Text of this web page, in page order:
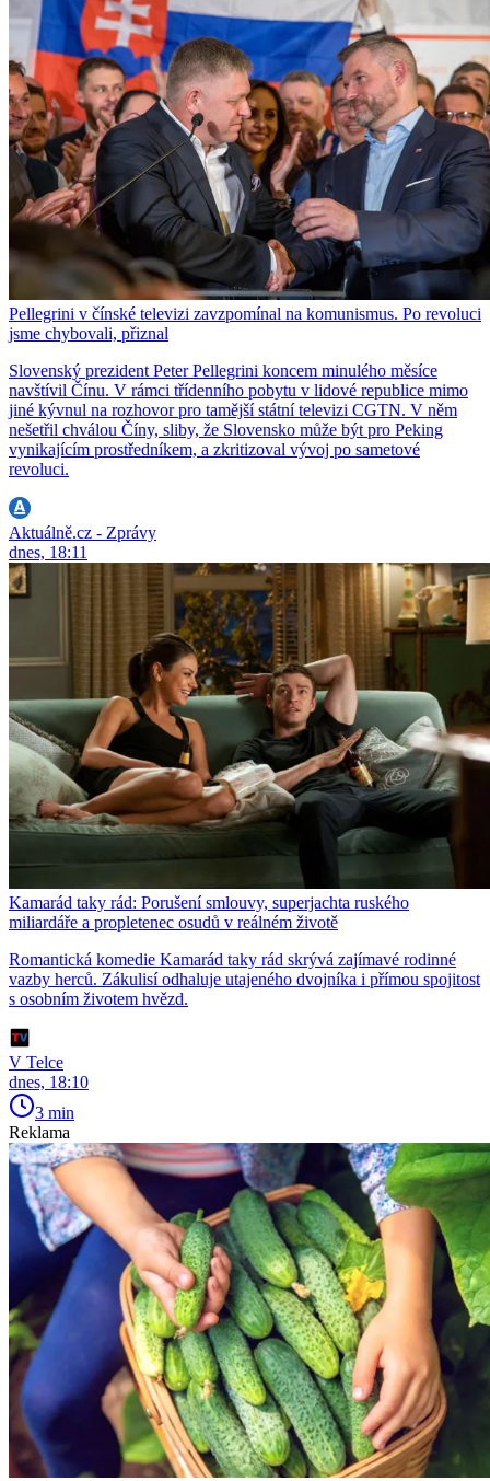
Pellegrini v čínské televizi zavzpomínal na komunismus. Po revoluci
jsme chybovali, přiznal
Slovenský prezident Peter Pellegrini koncem minulého měsíce
navštívil Čínu. V rámci třídenního pobytu v lidové republice mimo
jiné kývnul na rozhovor pro tamější státní televizi CGTN. V něm
nešetřil chválou Číny, sliby, že Slovensko může být pro Peking
vynikajícím prostředníkem, a zkritizoval vývoj po sametové
revoluci.
Aktuálně.cz - Zprávy
dnes, 18:11
Kamarád taky rád: Porušení smlouvy, superjachta ruského
miliardáře a propletenec osudů v reálném životě
Romantická komedie Kamarád taky rád skrývá zajímavé rodinné
vazby herců. Zákulisí odhaluje utajeného dvojníka i přímou spojitost
s osobním životem hvězd.
V Telce
dnes, 18:10
3 min
Reklama